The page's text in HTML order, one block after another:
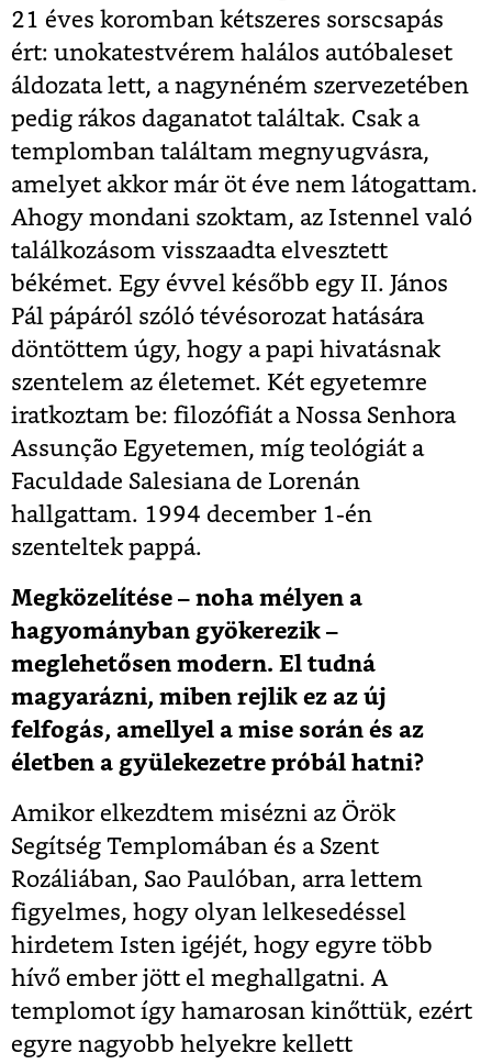
21 éves koromban kétszeres sorscsapás
ért: unokatestvérem halálos autóbaleset
áldozata lett, a nagynéném szervezetében
pedig rákos daganatot találtak. Csak a
templomban találtam megnyugvásra,
amelyet akkor már öt éve nem látogattam.
Ahogy mondani szoktam, az Istennel való
találkozásom visszaadta elvesztett
békémet. Egy évvel később egy II. János
Pál pápáról szóló tévésorozat hatására
döntöttem úgy, hogy a papi hivatásnak
szentelem az életemet. Két egyetemre
iratkoztam be: filozófiát a Nossa Senhora
Assunção Egyetemen, míg teológiát a
Faculdade Salesiana de Lorenán
hallgattam. 1994 december 1-én
szenteltek pappá.
Megközelítése – noha mélyen a
hagyományban gyökerezik –
meglehetősen modern. El tudná
magyarázni, miben rejlik ez az új
felfogás, amellyel a mise során és az
életben a gyülekezetre próbál hatni?
Amikor elkezdtem misézni az Örök
Segítség Templomában és a Szent
Rozáliában, Sao Paulóban, arra lettem
figyelmes, hogy olyan lelkesedéssel
hirdetem Isten igéjét, hogy egyre több
hívő ember jött el meghallgatni. A
templomot így hamarosan kinőttük, ezért
egyre nagyobb helyekre kellett